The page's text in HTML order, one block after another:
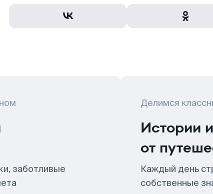
заботливые
Делимся
Истории
от
Каждый день
собственные